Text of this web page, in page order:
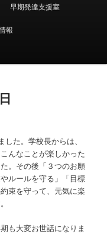
早期発達支援室
報
た。学校長からは、
んなことが楽しかった
。その後「３つのお願
ルールを守る」「目標
束を守って、元気に楽
も大変お世話になりま